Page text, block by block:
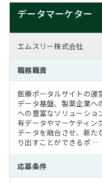
データマーケター
エムスリー株式会社
職務職責
医療ポータルサイトの運
データ基盤、製薬企業へ
への豊富なソリューショ
有データやマーケティン
データを融合させ、新た
り出すことができるポ …
応募条件